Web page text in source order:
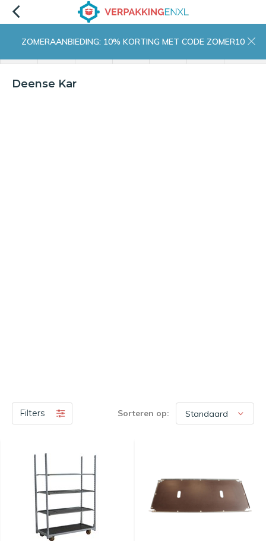
ZOMERAANBIEDING: 10% KORTING MET CODE ZOMER10
Deense Kar
Filters Sorteren op: